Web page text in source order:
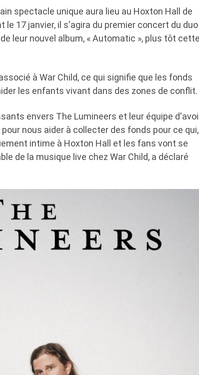
spectacle unique aura lieu au Hoxton Hall de
le 17 janvier, il s'agira du premier concert du duo
leur nouvel album, « Automatic », plus tôt cette
à War Child, ce qui signifie que les fonds
les enfants vivant dans des zones de conflit.
envers The Lumineers et leur équipe
nous aider à collecter des fonds pour ce qui,
intime à Hoxton Hall et les fans vont se
de la musique live chez War Child, a déclaré